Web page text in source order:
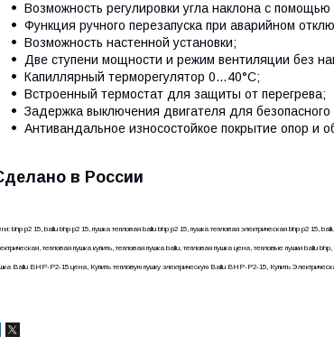
Возможность регулировки угла наклона с
Функция ручного перезапуска при аварийном
Возможность настенной установки;
Две ступени мощности и режим вентиляции без
Капиллярный терморегулятор 0…40°C;
Встроенный термостат для защиты от перегрева;
Задержка выключения двигателя для
Антивандальное износостойкое покрытие опор и
в России
bhp p2 15, ballu bhp p2 15, пушка тепловая ballu bhp p2 15, пушка тепловая электрическая bhp p2 15,
тепловая пушка купить, тепловая пушка ballu, тепловая пушка цена, тепловые пушки ballu
Ballu BHP-P2-15 цена, Купить тепловую пушку электрическую Ballu BHP-P2-15, Купить